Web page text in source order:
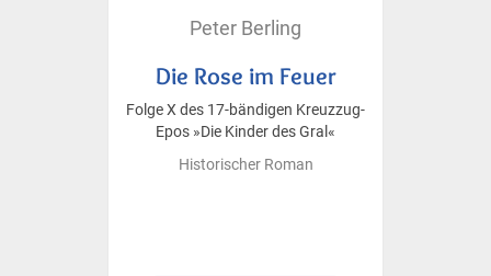
Peter Berling
Die Rose im Feuer
Folge X des 17-bändigen Kreuzzug-
Epos »Die Kinder des Gral«
Historischer Roman